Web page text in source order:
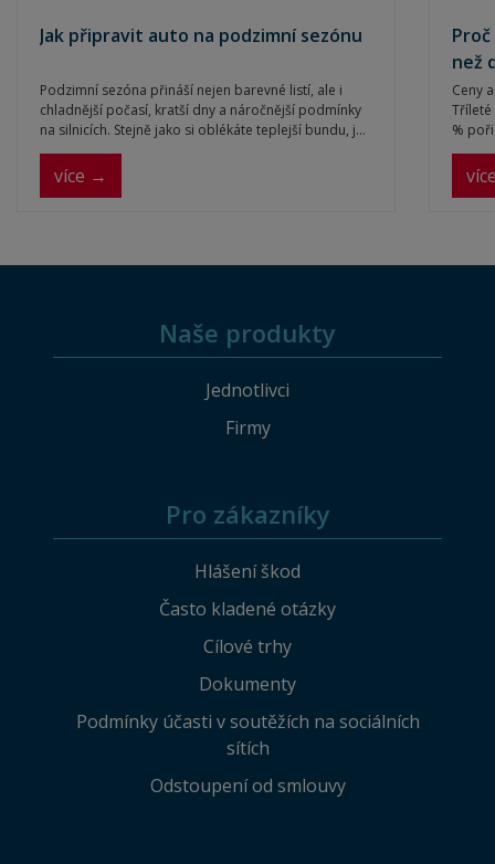
Jak připravit auto na podzimní sezónu
Podzimní sezóna přináší nejen barevné listí, ale i
chladnější počasí, kratší dny a náročnější podmínky
na silnicích. Stejně jako si oblékáte teplejší bundu, je
důležité připravit na podzim i svůj vůz. Správná péče
o auto vám pomůže předejít nečekaným problémům
více →
než
Ceny
%
v
Naše produkty
Jednotlivci
Firmy
Pro zákazníky
Hlášení škod
Často kladené otázky
Cílové trhy
Dokumenty
Podmínky účasti v soutěžích na sociálních
sítích
Odstoupení od smlouvy